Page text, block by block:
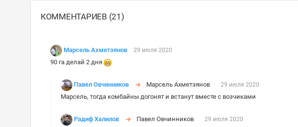
КОММЕНТАРИЕВ (21)
Марсель Ахметзянов 29 июля 2020
90 га делай 2 дня
Павел Овчинников Марсель Ахметзянов 29 июля 2020
Марсель, тогда комбайны догонят и встанут вместе с возчиками
Радиф Халилов Павел Овчинников 29 июля 2020